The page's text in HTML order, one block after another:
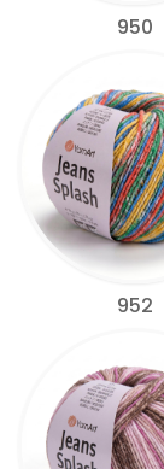
950
952